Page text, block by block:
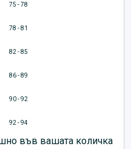
75 - 78
78 - 81
82 - 85
86 - 89
90 - 92
92 - 94
във вашата количка